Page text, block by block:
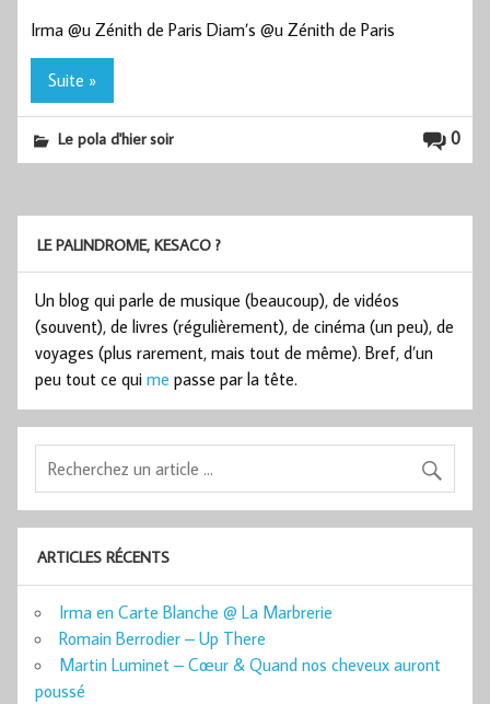
Irma @u Zénith de Paris Diam’s @u Zénith de Paris
Suite »
0
Le pola d'hier soir
LE PALINDROME, KESACO ?
Un blog qui parle de musique (beaucoup), de vidéos
(souvent), de livres (régulièrement), de cinéma (un peu), de
voyages (plus rarement, mais tout de même). Bref, d’un
peu tout ce qui me passe par la tête.
ARTICLES RÉCENTS
Irma en Carte Blanche @ La Marbrerie
Romain Berrodier – Up There
Martin Luminet – Cœur & Quand nos cheveux auront
poussé